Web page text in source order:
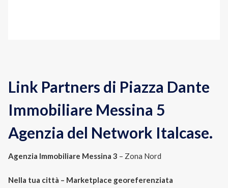
Link Partners di Piazza Dante
Immobiliare Messina 5
Agenzia del Network Italcase.
Agenzia Immobiliare Messina 3 – Zona Nord
Nella tua città – Marketplace georeferenziata